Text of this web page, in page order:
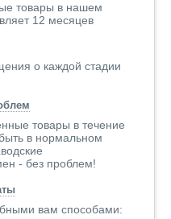
товары в нашем
12 месяцев
о каждой стадии
товары в течение
в нормальном
- без проблем!
вам способами: